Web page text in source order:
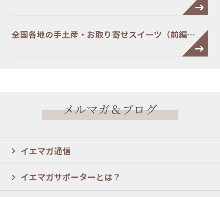
全国各地の手土産・お取り寄せスイーツ（前編…
メルマガ＆ブログ
イエマガ通信
イエマガサポーターとは？